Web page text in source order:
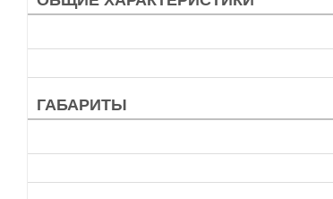
ГАБАРИТЫ